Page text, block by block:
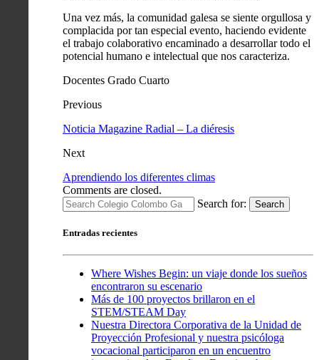
Una vez más, la comunidad galesa se siente orgullosa y
complacida por tan especial evento, haciendo evidente
el trabajo colaborativo encaminado a desarrollar todo el
potencial humano e intelectual que nos caracteriza.
Docentes Grado Cuarto
Previous
Noticia Magazine Radial – La diéresis
Next
Aprendiendo los diferentes climas
Comments are closed.
Search for:
Search
Entradas recientes
Where Wishes Begin: un viaje donde los sueños
encontraron su escenario
Más de 100 proyectos brillaron en el
STEM/STEAM Day
Nuestra Directora Corporativa de la Unidad de
Proyección Profesional y nuestra psicóloga
vocacional participaron en un encuentro